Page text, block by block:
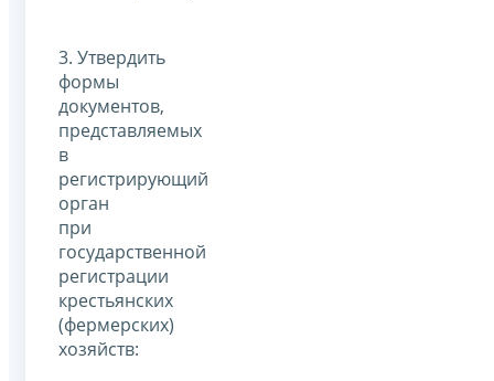
3. Утвердить
формы
документов,
представляемых
в
регистрирующий
орган
при
государственной
регистрации
крестьянских
(фермерских)
хозяйств: